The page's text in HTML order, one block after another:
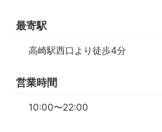
最寄駅
高崎駅西口より徒歩4分
営業時間
10:00〜22:00